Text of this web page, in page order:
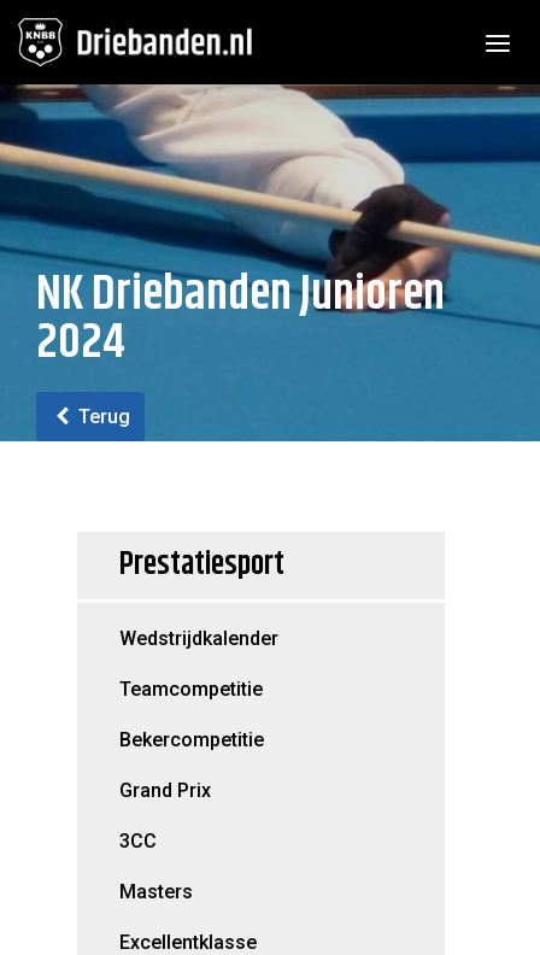
NK Driebanden Junioren
2024
Terug
Prestatiesport
Wedstrijdkalender
Teamcompetitie
Bekercompetitie
Grand Prix
3CC
Masters
Excellentklasse